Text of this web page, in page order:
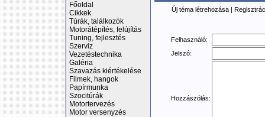
Főoldal
Cikkek
Túrák, találkozók
Motorátépítés, felújítás
Tuning, fejlesztés
Szerviz
Vezetéstechnika
Galéria
Szavazás kiértékelése
Filmek, hangok
Papírmunka
Szocitúrák
Motortervezés
Motor versenyzés
Új téma létrehozása |
Felhasználó:
Jelszó:
Hozzászólás: